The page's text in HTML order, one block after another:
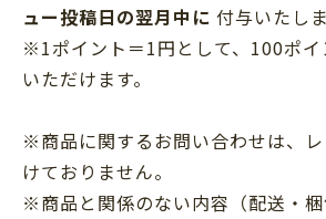
ュー投稿日の翌月中に 付与いたしま
※1ポイント＝1円として、100ポイ
いただけます。
※商品に関するお問い合わせは、
けておりません。
※商品と関係のない内容（配送・